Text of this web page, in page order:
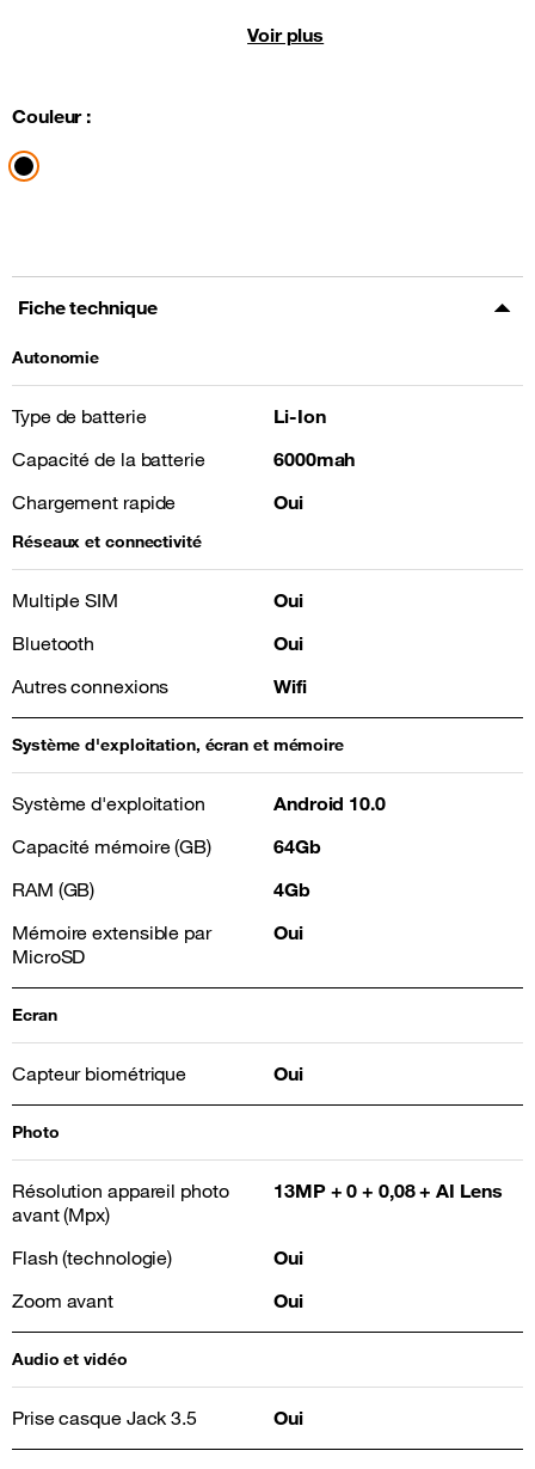
Voir plus
Couleur :
Fiche technique
Autonomie
Type de batterie
Li-Ion
Capacité de la batterie
6000mah
Chargement rapide
Oui
Réseaux et connectivité
Multiple SIM
Oui
Bluetooth
Oui
Autres connexions
Wifi
Système d'exploitation, écran et mémoire
Système d'exploitation
Android 10.0
Capacité mémoire (GB)
64Gb
RAM (GB)
4Gb
Mémoire extensible par
MicroSD
Oui
Ecran
Capteur biométrique Oui
Photo
Résolution appareil photo
avant (Mpx)
13MP + 0 + 0,08 + AI Lens
Flash (technologie)
Oui
Zoom avant
Oui
Audio et vidéo
Prise casque Jack 3.5 Oui